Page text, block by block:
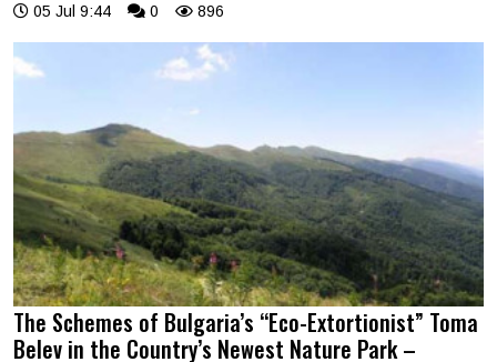
05 Jul 9:44 0 896
The Schemes of Bulgaria’s “Eco-Extortionist” Toma
Belev in the Country’s Newest Nature Park –